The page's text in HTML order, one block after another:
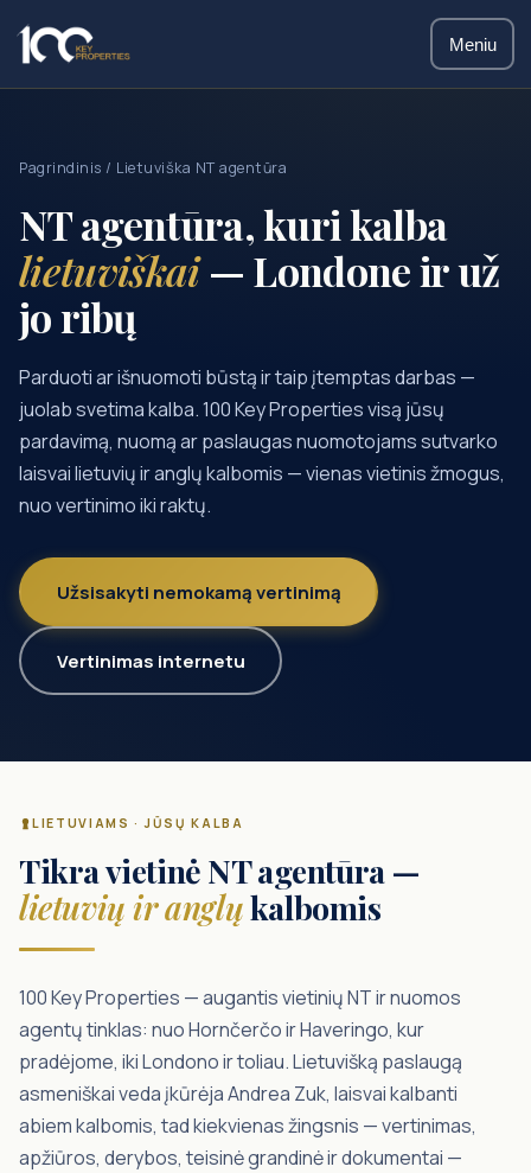
Meniu
Pagrindinis / Lietuviška NT agentūra
NT agentūra, kuri kalba
lietuviškai— Londone ir už
jo ribų
Parduoti ar išnuomoti būstą ir taip įtemptas darbas —
juolab svetima kalba. 100 Key Properties visą jūsų
pardavimą, nuomą ar paslaugas nuomotojams sutvarko
laisvai lietuvių ir anglų kalbomis — vienas vietinis žmogus,
nuo vertinimo iki raktų.
Užsisakyti nemokamą vertinimą
Vertinimas internetu
LIETUVIAMS · JŪSŲ KALBA
Tikra vietinė NT agentūra —
lietuvių ir anglųkalbomis
100 Key Properties — augantis vietinių NT ir nuomos
agentų tinklas: nuo Hornčerčo ir Haveringo, kur
pradėjome, iki Londono ir toliau. Lietuvišką paslaugą
asmeniškai veda įkūrėja Andrea Zuk, laisvai kalbanti
abiem kalbomis, tad kiekvienas žingsnis — vertinimas,
apžiūros, derybos, teisinė grandinė ir dokumentai —